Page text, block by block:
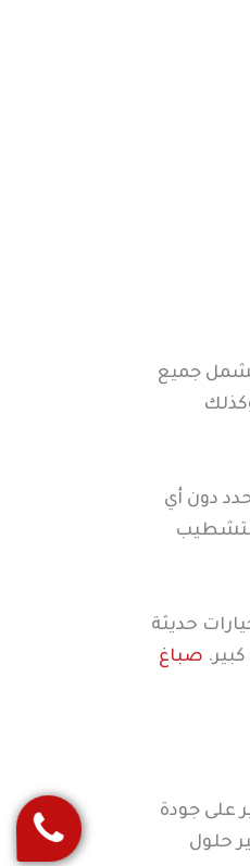
تشمل جميع
دون أي
التشطيب
حديثة
صباغ
على جودة
حلول